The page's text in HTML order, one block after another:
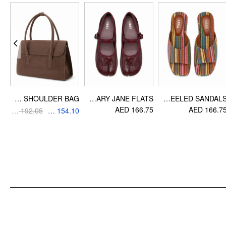
معلومات التصميم
المناسبة: مهرجان الموسيقى / ملهى موسيقى حية, العطلة, الحفلة / التردد على
النوادي
STRIPED PLATFORM WEDGE HEELED SANDALS
AED
BUCKET SPLIT TOE MARY JANE FLATS
AED 166.75
FAUX SUEDE SHOULDER BAG
AED 154.10
AED 192.05